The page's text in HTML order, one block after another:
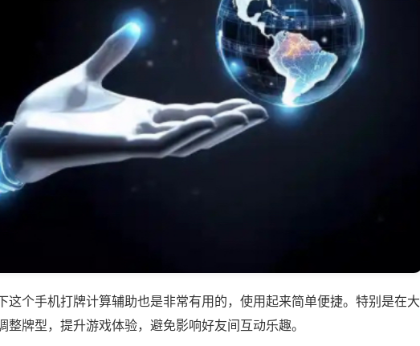
这个手机打牌计算辅助也是非常有用的，使用起来简单便捷。特别是在大
整牌型，提升游戏体验，避免影响好友间互动乐趣。